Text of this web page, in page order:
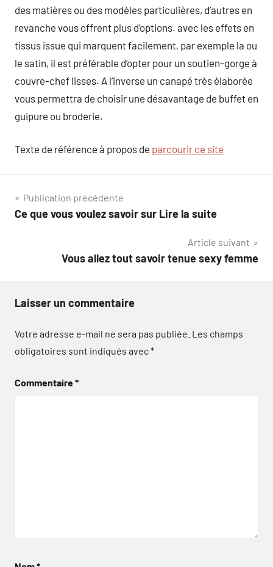
des matières ou des modèles particulières, d’autres en
revanche vous offrent plus d’options. avec les effets en
tissus issue qui marquent facilement, par exemple la ou
le satin, il est préférable d’opter pour un soutien-gorge à
couvre-chef lisses. A l’inverse un canapé très élaborée
vous permettra de choisir une désavantage de buffet en
guipure ou broderie.
Texte de référence à propos de parcourir ce site
Navigation
de
Publication précédente
Ce que vous voulez savoir sur Lire la suite
Article suivant
Vous allez tout savoir tenue sexy femme
Laisser un commentaire
Votre adresse e-mail ne sera pas publiée. Les champs
obligatoires sont indiqués avec*
Commentaire*